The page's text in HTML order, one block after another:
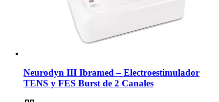
Neurodyn III Ibramed – Electroestimulador
TENS y FES Burst de 2 Canales